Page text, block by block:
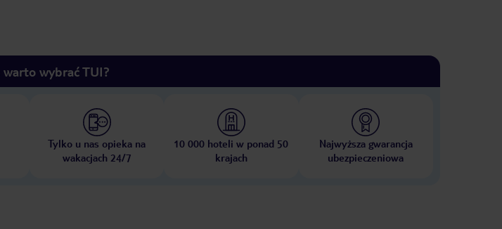
warto wybrać TUI?
Tylko u nas opieka na
wakacjach 24/7
10 000 hoteli w ponad 50
krajach
Najwyższa gwarancja
ubezpieczeniowa